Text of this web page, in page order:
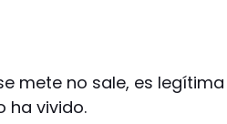
mete no sale, es legítima
ha vivido.